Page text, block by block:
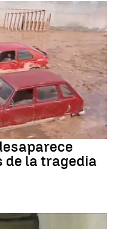
de la tragedia